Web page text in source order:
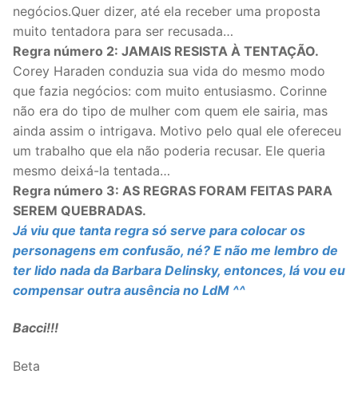
negócios.Quer dizer, até ela receber uma proposta
muito tentadora para ser recusada…
Regra número 2: JAMAIS RESISTA À TENTAÇÃO.
Corey Haraden conduzia sua vida do mesmo modo
que fazia negócios: com muito entusiasmo. Corinne
não era do tipo de mulher com quem ele sairia, mas
ainda assim o intrigava. Motivo pelo qual ele ofereceu
um trabalho que ela não poderia recusar. Ele queria
mesmo deixá-la tentada…
Regra número 3: AS REGRAS FORAM FEITAS PARA
SEREM QUEBRADAS.
Já viu que tanta regra só serve para colocar os
personagens em confusão, né? E não me lembro de
ter lido nada da Barbara Delinsky, entonces, lá vou eu
compensar outra ausência no LdM ^^
Bacci!!!
Beta